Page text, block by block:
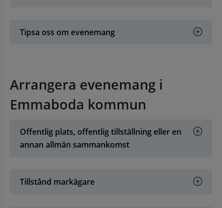
Tipsa oss om evenemang
Arrangera evenemang i
Emmaboda kommun
Offentlig plats, offentlig tillställning eller en
annan allmän sammankomst
Tillstånd markägare